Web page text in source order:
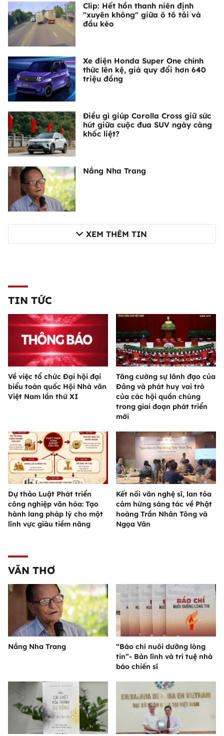
Clip: Hết hồn thanh niên định
"xuyên không" giữa ô tô tải và
đầu kéo
Xe điện Honda Super One chính
thức lên kệ, giá quy đổi hơn 640
triệu đồng
Điều gì giúp Corolla Cross giữ sức
hút giữa cuộc đua SUV ngày càng
khốc liệt?
Nắng Nha Trang
XEM THÊM TIN
TIN TỨC
Về việc tổ chức Đại hội đại
biểu toàn quốc Hội Nhà văn
Việt Nam lần thứ XI
Tăng cường sự lãnh đạo của
Đảng và phát huy vai trò
của các hội quần chúng
trong giai đoạn phát triển
mới
Dự thảo Luật Phát triển
công nghiệp văn hóa: Tạo
hành lang pháp lý cho một
lĩnh vực giàu tiềm năng
Kết nối văn nghệ sĩ, lan tỏa
cảm hứng sáng tác về Phật
hoàng Trần Nhân Tông và
Ngọa Vân
VĂN THƠ
Nắng Nha Trang
“Báo chí nuôi dưỡng lòng
tin”- Bản lĩnh và trí tuệ nhà
báo chiến sĩ